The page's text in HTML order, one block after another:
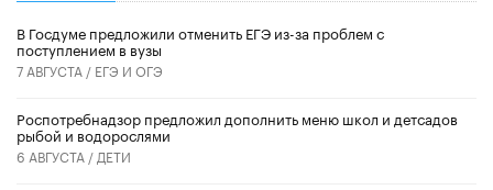
В Госдуме предложили отменить ЕГЭ из-за проблем с
поступлением в вузы
7 АВГУСТА / ЕГЭ И ОГЭ
Роспотребнадзор предложил дополнить меню школ и детсадов
рыбой и водорослями
6 АВГУСТА / ДЕТИ